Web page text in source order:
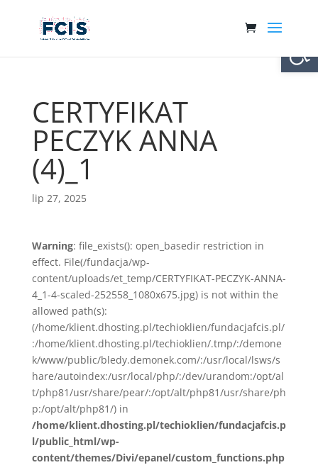
CERTYFIKAT
PECZYK ANNA
(4)_1
lip 27, 2025
Warning: file_exists(): open_basedir restriction in
effect. File(/fundacja/wp-
content/uploads/et_temp/CERTYFIKAT-PECZYK-ANNA-
4_1-4-scaled-252558_1080x675.jpg) is not within the
allowed path(s):
(/home/klient.dhosting.pl/techioklien/fundacjafcis.pl/
:/home/klient.dhosting.pl/techioklien/.tmp/:/demone
k/www/public/bledy.demonek.com/:/usr/local/lsws/s
hare/autoindex:/usr/local/php/:/dev/urandom:/opt/al
t/php81/usr/share/pear/:/opt/alt/php81/usr/share/ph
p:/opt/alt/php81/) in
/home/klient.dhosting.pl/techioklien/fundacjafcis.p
l/public_html/wp-
content/themes/Divi/epanel/custom_functions.php